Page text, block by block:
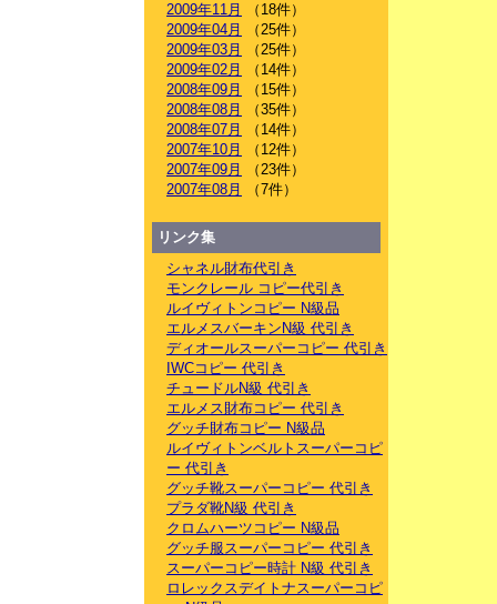
2009年11月
（18件）
2009年04月
（25件）
2009年03月
（25件）
2009年02月
（14件）
2008年09月
（15件）
2008年08月
（35件）
2008年07月
（14件）
2007年10月
（12件）
2007年09月
（23件）
2007年08月
（7件）
リンク集
シャネル財布代引き
モンクレール コピー代引き
ルイヴィトンコピー N級品
エルメスバーキンN級 代引き
ディオールスーパーコピー 代引き
IWCコピー 代引き
チュードルN級 代引き
エルメス財布コピー 代引き
グッチ財布コピー N級品
ルイヴィトンベルトスーパーコピ
ー 代引き
グッチ靴スーパーコピー 代引き
プラダ靴N級 代引き
クロムハーツコピー N級品
グッチ服スーパーコピー 代引き
スーパーコピー時計 N級 代引き
ロレックスデイトナスーパーコピ